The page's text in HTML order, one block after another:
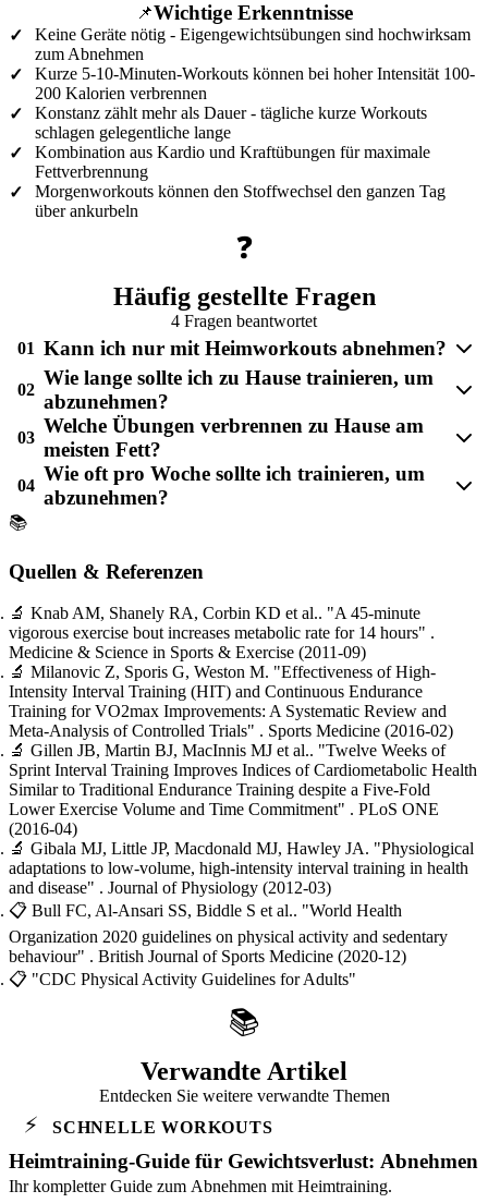
📌Wichtige Erkenntnisse
✓
Keine Geräte nötig - Eigengewichtsübungen sind hochwirksam
zum Abnehmen
✓
Kurze 5-10-Minuten-Workouts können bei hoher Intensität 100-
200 Kalorien verbrennen
✓
Konstanz zählt mehr als Dauer - tägliche kurze Workouts
schlagen gelegentliche lange
✓
Kombination aus Kardio und Kraftübungen für maximale
Fettverbrennung
✓
Morgenworkouts können den Stoffwechsel den ganzen Tag
über ankurbeln
❓
Häufig gestellte Fragen
4 Fragen beantwortet
01 Kann ich nur mit Heimworkouts abnehmen?
02
Wie lange sollte ich zu Hause trainieren, um
abzunehmen?
03
Welche Übungen verbrennen zu Hause am
meisten Fett?
04
Wie oft pro Woche sollte ich trainieren, um
abzunehmen?
📚
Quellen & Referenzen
🔬 Knab AM, Shanely RA, Corbin KD et al.. "A 45-minute
vigorous exercise bout increases metabolic rate for 14 hours" .
Medicine & Science in Sports & Exercise (2011-09)
🔬 Milanovic Z, Sporis G, Weston M. "Effectiveness of High-
Intensity Interval Training (HIT) and Continuous Endurance
Training for VO2max Improvements: A Systematic Review and
Meta-Analysis of Controlled Trials" . Sports Medicine (2016-02)
🔬 Gillen JB, Martin BJ, MacInnis MJ et al.. "Twelve Weeks of
Sprint Interval Training Improves Indices of Cardiometabolic Health
Similar to Traditional Endurance Training despite a Five-Fold
Lower Exercise Volume and Time Commitment" . PLoS ONE
(2016-04)
🔬 Gibala MJ, Little JP, Macdonald MJ, Hawley JA. "Physiological
adaptations to low-volume, high-intensity interval training in health
and disease" . Journal of Physiology (2012-03)
📋 Bull FC, Al-Ansari SS, Biddle S et al.. "World Health
Organization 2020 guidelines on physical activity and sedentary
behaviour" . British Journal of Sports Medicine (2020-12)
📋 "CDC Physical Activity Guidelines for Adults"
📚
Verwandte Artikel
Entdecken Sie weitere verwandte Themen
⚡ SCHNELLE WORKOUTS
Heimtraining-Guide für Gewichtsverlust: Abnehmen
Ihr kompletter Guide zum Abnehmen mit Heimtraining.